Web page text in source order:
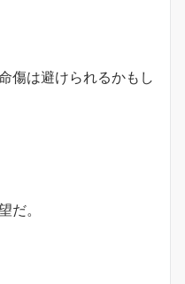
傷は避けられるかもし
だ。